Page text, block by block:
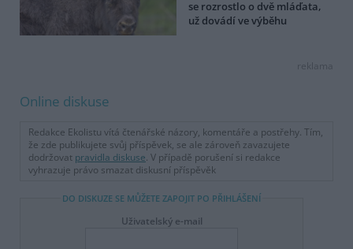
se rozrostlo o dvě mláďata,
už dovádí ve výběhu
reklama
Online diskuse
Redakce Ekolistu vítá čtenářské názory, komentáře a postřehy. Tím,
že zde publikujete svůj příspěvek, se ale zároveň zavazujete
dodržovat pravidla diskuse. V případě porušení si redakce
vyhrazuje právo smazat diskusní příspěvěk
DO DISKUZE SE MŮŽETE ZAPOJIT PO PŘIHLÁŠENÍ
Uživatelský e-mail